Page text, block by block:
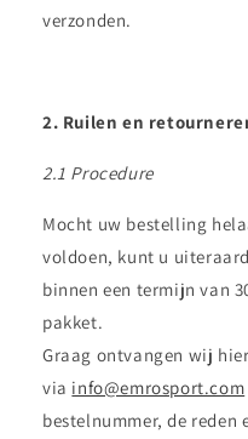
verzonden.
2. Ruilen en
2.1 Procedure
Mocht uw bestelling
voldoen, kunt u
binnen een termijn van
pakket.
Graag ontvangen wij
via info@emrosport.com
bestelnummer, de reden